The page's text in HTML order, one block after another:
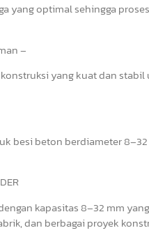
yang optimal sehingga
–
yang kuat dan
besi beton berdiameter
kapasitas 8–32 mm
dan berbagai proyek